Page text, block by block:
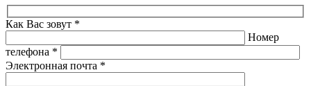
Как Вас зовут *
Номер
телефона *
Электронная почта *